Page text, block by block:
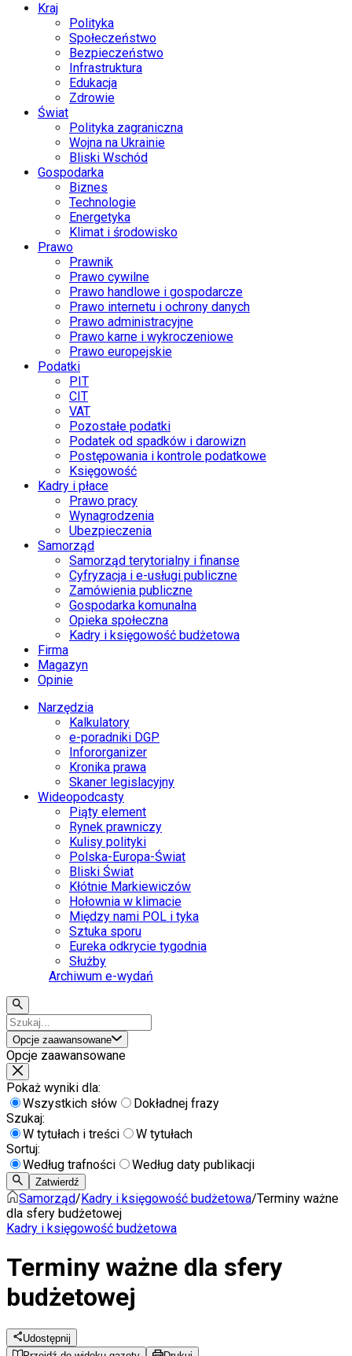
Kraj
Polityka
Społeczeństwo
Bezpieczeństwo
Infrastruktura
Edukacja
Zdrowie
Świat
Polityka zagraniczna
Wojna na Ukrainie
Bliski Wschód
Gospodarka
Biznes
Technologie
Energetyka
Klimat i środowisko
Prawo
Prawnik
Prawo cywilne
Prawo handlowe i gospodarcze
Prawo internetu i ochrony danych
Prawo administracyjne
Prawo karne i wykroczeniowe
Prawo europejskie
Podatki
PIT
CIT
VAT
Pozostałe podatki
Podatek od spadków i darowizn
Postępowania i kontrole podatkowe
Księgowość
Kadry i płace
Prawo pracy
Wynagrodzenia
Ubezpieczenia
Samorząd
Samorząd terytorialny i finanse
Cyfryzacja i e-usługi publiczne
Zamówienia publiczne
Gospodarka komunalna
Opieka społeczna
Kadry i księgowość budżetowa
Firma
Magazyn
Opinie
Narzędzia
Kalkulatory
e-poradniki DGP
Infororganizer
Kronika prawa
Skaner legislacyjny
Wideopodcasty
Piąty element
Rynek prawniczy
Kulisy polityki
Polska-Europa-Świat
Bliski Świat
Kłótnie Markiewiczów
Hołownia w klimacie
Między nami POL i tyka
Sztuka sporu
Eureka odkrycie tygodnia
Służby
Archiwum e-wydań
Opcje zaawansowane
Opcje zaawansowane
Pokaż wyniki dla:
Wszystkich słów
Dokładnej frazy
Szukaj:
W tytułach i treści
W tytułach
Sortuj:
Według trafności
Według daty publikacji
Zatwierdź
Samorząd/Kadry i księgowość budżetowa/Terminy ważne
dla sfery budżetowej
Kadry i księgowość budżetowa
Terminy ważne dla sfery
budżetowej
Udostępnij